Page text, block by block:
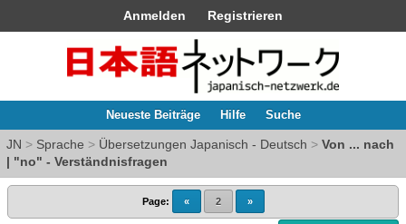
Anmelden Registrieren
Neueste Beiträge Hilfe Suche
JN > Sprache > Übersetzungen Japanisch - Deutsch > Von ... nach
| "no" - Verständnisfragen
Page: « 2 »